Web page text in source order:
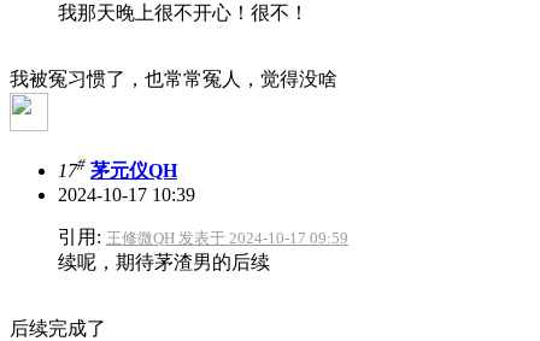
我那天晚上很不开心！很不！
我被冤习惯了，也常常冤人，觉得没啥
17# 茅元仪QH
2024-10-17 10:39
引用: 王修微QH 发表于 2024-10-17 09:59
续呢，期待茅渣男的后续
后续完成了